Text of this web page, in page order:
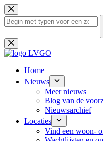
Ga
naar
de
Geen
resultaten
Home
Nieuws
Meer nieuws
Blog van de
Nieuwsarchief
Locaties
Vind een woon-